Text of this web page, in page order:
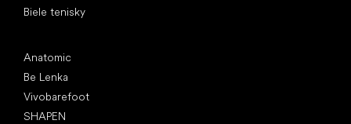
Biele tenisky
Anatomic
Be Lenka
Vivobarefoot
SHAPEN